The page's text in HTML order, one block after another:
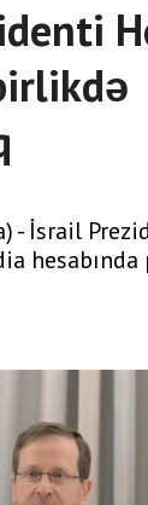
- İsrail
hesabında